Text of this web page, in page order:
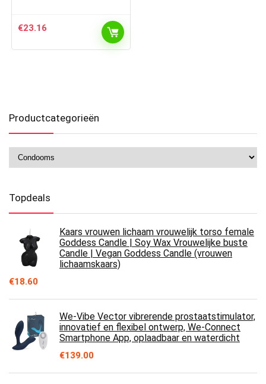
€23.16
Productcategorieën
Topdeals
Kaars vrouwen lichaam vrouwelijk torso female
Goddess Candle | Soy Wax Vrouwelijke buste
Candle | Vegan Goddess Candle (vrouwen
lichaamskaars)
€18.60
We-Vibe Vector vibrerende prostaatstimulator,
innovatief en flexibel ontwerp, We-Connect
Smartphone App, oplaadbaar en waterdicht
€139.00